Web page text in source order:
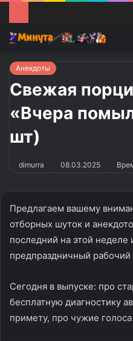
Анекдоты
Свежая
«Вчера
шт)
dimurra 08.03.2025
Предлагаем вашему
отборных шуток и
последний на этой неделе
предпраздничный рабочий
Сегодня в выпуске: про
бесплатную диагностику
примету, про чужие